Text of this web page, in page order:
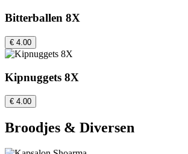
Bitterballen 8X
€ 4.00
Kipnuggets 8X
€ 4.00
Broodjes & Diversen